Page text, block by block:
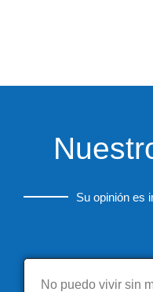
Su opinión es
No puedo vivir sin